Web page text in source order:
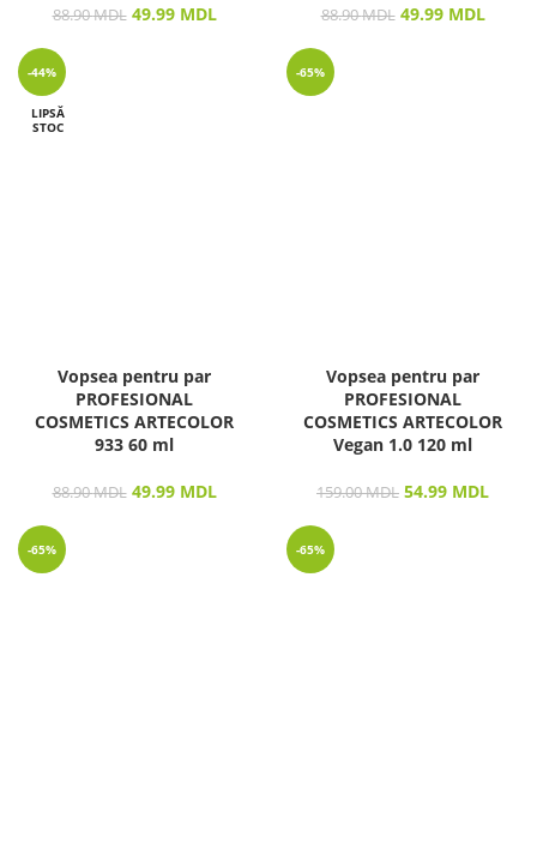
88.90MDL 49.99 MDL 88.90MDL 49.99 MDL
-44%
LIPSĂ
STOC
Vopsea pentru par
PROFESIONAL
COSMETICS ARTECOLOR
933 60 ml
88.90MDL 49.99 MDL
-65%
Vopsea pentru par
PROFESIONAL
COSMETICS ARTECOLOR
Vegan 1.0 120 ml
159.00MDL 54.99 MDL
-65% -65%